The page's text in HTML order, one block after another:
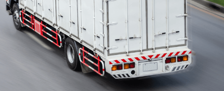
mudar de endereço, deixe tudo conosco e
conte com uma empresa de tradição no
mercado de transporte de móveis.
ORÇAMENTO